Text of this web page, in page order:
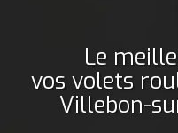
Le
vos volets
Villebon-